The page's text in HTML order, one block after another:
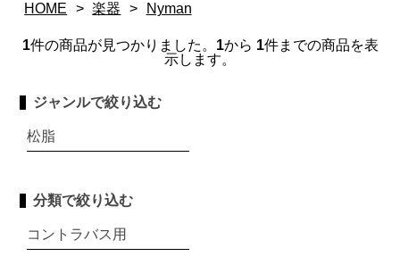
HOME > 楽器 > Nyman
1件の商品が見つかりました。 1から 1件までの商品を表
示します。
ジャンルで絞り込む
松脂
分類で絞り込む
コントラバス用